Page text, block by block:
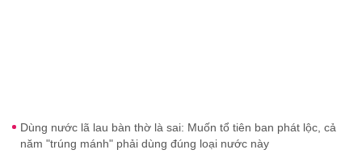
Dùng nước lã lau bàn thờ là sai: Muốn tổ tiên ban phát lộc, cả
năm "trúng mánh" phải dùng đúng loại nước này